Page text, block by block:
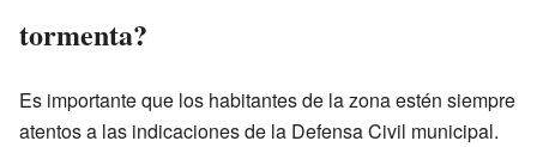
tormenta?
Es importante que los habitantes de la zona estén siempre
atentos a las indicaciones de la Defensa Civil municipal.